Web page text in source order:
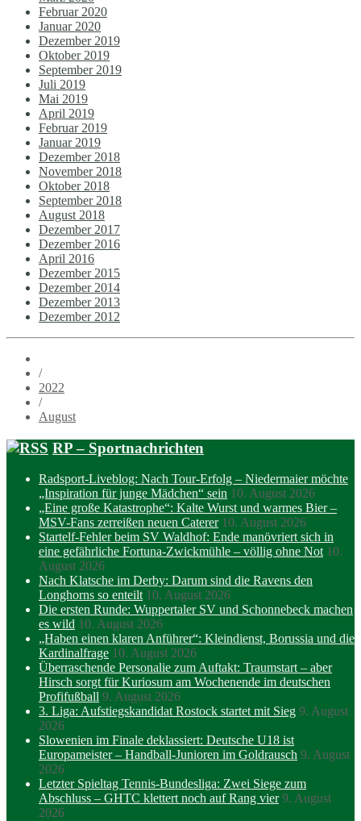
Februar 2020
Januar 2020
Dezember 2019
Oktober 2019
September 2019
Juli 2019
Mai 2019
April 2019
Februar 2019
Januar 2019
Dezember 2018
November 2018
Oktober 2018
September 2018
August 2018
Dezember 2017
Dezember 2016
April 2016
Dezember 2015
Dezember 2014
Dezember 2013
Dezember 2012
/
2022
/
August
RP – Sportnachrichten
Radsport-Liveblog: Nach Tour-Erfolg – Niedermaier möchte
„Inspiration für junge Mädchen“ sein 10. August 2026
„Eine große Katastrophe“: Kalte Wurst und warmes Bier –
MSV-Fans zerreißen neuen Caterer 10. August 2026
Startelf-Fehler beim SV Waldhof: Ende manövriert sich in
eine gefährliche Fortuna-Zwickmühle – völlig ohne Not 10.
August 2026
Nach Klatsche im Derby: Darum sind die Ravens den
Longhorns so enteilt 10. August 2026
Die ersten Runde: Wuppertaler SV und Schonnebeck machen
es wild 10. August 2026
„Haben einen klaren Anführer“: Kleindienst, Borussia und die
Kardinalfrage 10. August 2026
Überraschende Personalie zum Auftakt: Traumstart – aber
Hirsch sorgt für Kuriosum am Wochenende im deutschen
Profifußball 9. August 2026
3. Liga: Aufstiegskandidat Rostock startet mit Sieg 9. August
2026
Slowenien im Finale deklassiert: Deutsche U18 ist
Europameister – Handball-Junioren im Goldrausch 9. August
2026
Letzter Spieltag Tennis-Bundesliga: Zwei Siege zum
Abschluss – GHTC klettert noch auf Rang vier 9. August
2026